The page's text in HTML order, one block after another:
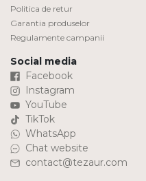
Politica de retur
Garantia produselor
Regulamente campanii
Social media
Facebook
Instagram
YouTube
TikTok
WhatsApp
Chat website
contact@tezaur.com